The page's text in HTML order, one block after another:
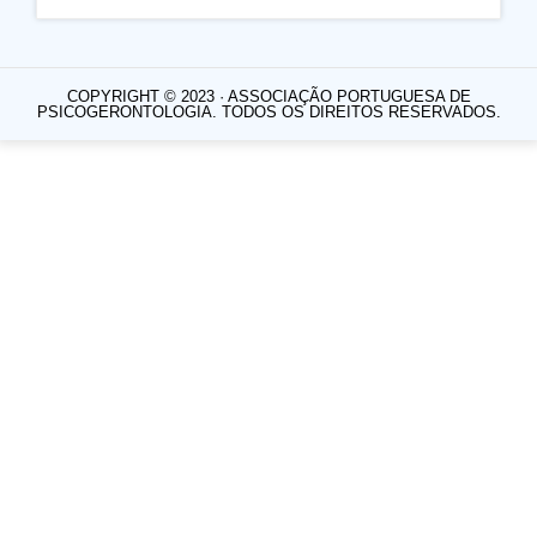
COPYRIGHT © 2023 · ASSOCIAÇÃO PORTUGUESA DE
PSICOGERONTOLOGIA. TODOS OS DIREITOS RESERVADOS.